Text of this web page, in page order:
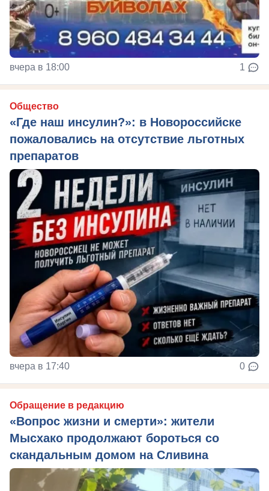
вчера в 18:00 1
Общество
«Где наш инсулин?»: в Новороссийске
пожаловались на отсутствие льготных
препаратов
вчера в 17:40 0
Обращение в редакцию
«Вопрос жизни и смерти»: жители
Мысхако продолжают бороться со
скандальным домом на Сливина